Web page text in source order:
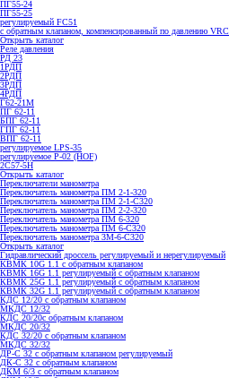
ПГ55-25
регулируемый FC51
с обратным клапаном, компенсированный по давлению VRC
Открыть каталог
Реле давления
РД 23
1РДП
2РДП
3РДП
4РДП
Г62-21М
ПГ 62-11
БПГ 62-11
ГПГ 62-11
ВПГ 62-11
регулируемое LPS-35
регулируемое P-02 (HOF)
2С57-5Н
Открыть каталог
Переключатели манометра
Переключатель манометра ПМ 2-1-320
Переключатель манометра ПМ 2-1-С320
Переключатель манометра ПМ 2-2-320
Переключатель манометра ПМ 6-320
Переключатель манометра ПМ 6-С320
Переключатель манометра 3M-6-C320
Открыть каталог
Гидравлический дроссель регулируемый и нерегулируемый
КВМК 10G 1.1 с обратным клапаном
КВМК 16G 1.1 регулируемый с обратным клапаном
КВМК 25G 1.1 регулируемый с обратным клапаном
КВМК 32G 1.1 регулируемый с обратным клапаном
КДC 12/20 с обратным клапаном
МКДС 12/32
КДC 20/20с обратным клапаном
МКДС 20/32
КДC 32/20 с обратным клапаном
МКДС 32/32
ДР-С 32 с обратным клапаном регулируемый
ДК-С 32 с обратным клапаном
ДКМ 6/3 с обратным клапаном
ДКМ 10/3 с обратным клапаном